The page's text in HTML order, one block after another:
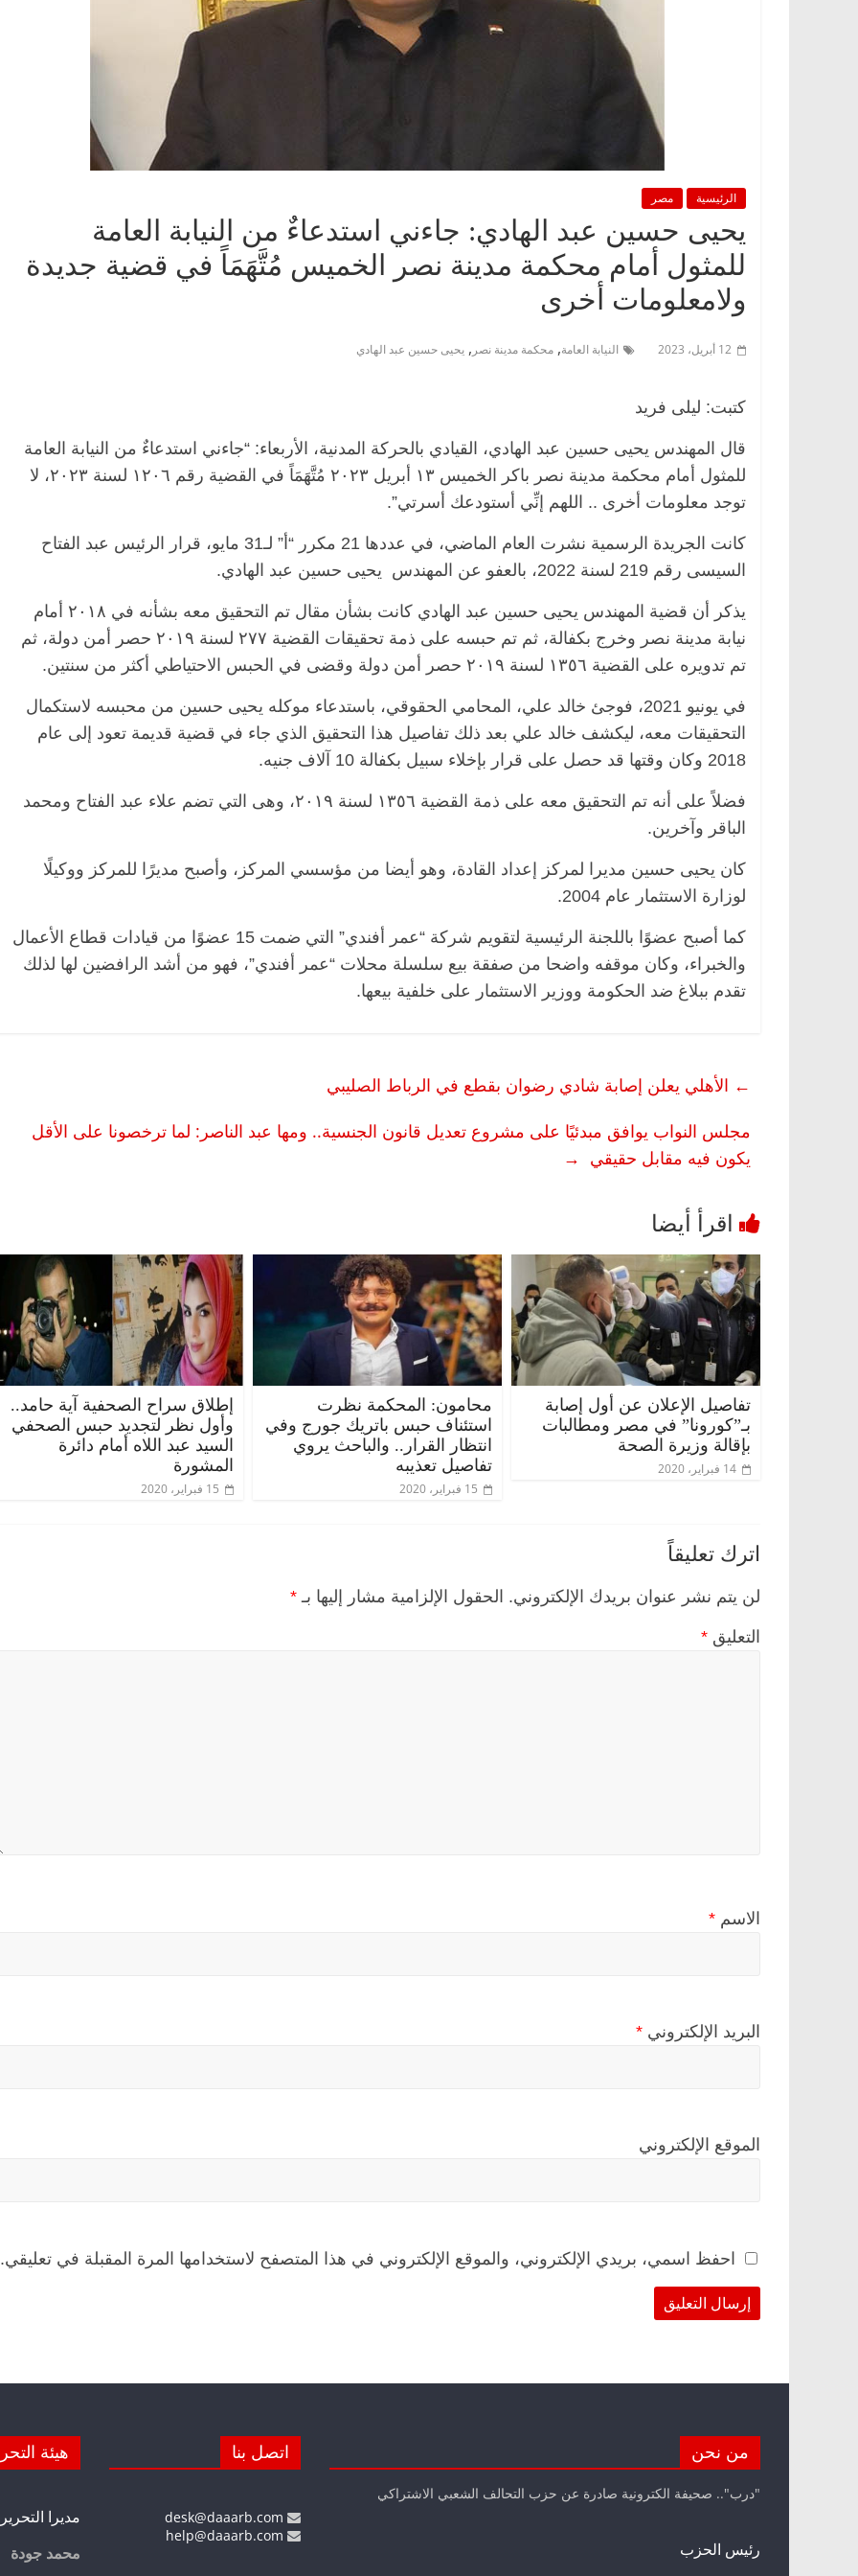
الرئيسية مصر
يحيى حسين عبد الهادي: جاءني استدعاءٌ من النيابة العامة
للمثول أمام محكمة مدينة نصر الخميس مُتَّهَمَاً في قضية جديدة
ولامعلومات أخرى
12 أبريل، 2023 النيابة العامة, محكمة مدينة نصر , يحيى حسين عبد الهادي
كتبت: ليلى فريد
قال المهندس يحيى حسين عبد الهادي، القيادي بالحركة المدنية، الأربعاء: “جاءني استدعاءٌ من النيابة العامة
للمثول أمام محكمة مدينة نصر باكر الخميس ١٣ أبريل ٢٠٢٣ مُتَّهَمَاً في القضية رقم ١٢٠٦ لسنة ٢٠٢٣، لا
توجد معلومات أخرى .. اللهم إنِّي أستودعك أسرتي”.
كانت الجريدة الرسمية نشرت العام الماضي، في عددها 21 مكرر “أ” لـ31 مايو، قرار الرئيس عبد الفتاح
السيسى رقم 219 لسنة 2022، بالعفو عن المهندس يحيى حسين عبد الهادي.
يذكر أن قضية المهندس يحيى حسين عبد الهادي كانت بشأن مقال تم التحقيق معه بشأنه في ٢٠١٨ أمام
نيابة مدينة نصر وخرج بكفالة، ثم تم حبسه على ذمة تحقيقات القضية ٢٧٧ لسنة ٢٠١٩ حصر أمن دولة، ثم
تم تدويره على القضية ١٣٥٦ لسنة ٢٠١٩ حصر أمن دولة وقضى في الحبس الاحتياطي أكثر من سنتين.
في يونيو 2021، فوجئ خالد علي، المحامي الحقوقي، باستدعاء موكله يحيى حسين من محبسه لاستكمال
التحقيقات معه، ليكشف خالد علي بعد ذلك تفاصيل هذا التحقيق الذي جاء في قضية قديمة تعود إلى عام
2018 وكان وقتها قد حصل على قرار بإخلاء سبيل بكفالة 10 آلاف جنيه.
فضلاً على أنه تم التحقيق معه على ذمة القضية ١٣٥٦ لسنة ٢٠١٩، وهى التي تضم علاء عبد الفتاح ومحمد
الباقر وآخرين.
كان يحيى حسين مديرا لمركز إعداد القادة، وهو أيضا من مؤسسي المركز، وأصبح مديرًا للمركز ووكيلًا
لوزارة الاستثمار عام 2004.
كما أصبح عضوًا باللجنة الرئيسية لتقويم شركة “عمر أفندي” التي ضمت 15 عضوًا من قيادات قطاع الأعمال
والخبراء، وكان موقفه واضحا من صفقة بيع سلسلة محلات “عمر أفندي”، فهو من أشد الرافضين لها لذلك
تقدم ببلاغ ضد الحكومة ووزير الاستثمار على خلفية بيعها.
← الأهلي يعلن إصابة شادي رضوان بقطع في الرباط الصليبي
مجلس النواب يوافق مبدئيًا على مشروع تعديل قانون الجنسية.. ومها عبد الناصر: لما ترخصونا على الأقل
يكون فيه مقابل حقيقي →
تفاصيل الإعلان عن أول إصابة
بـ”كورونا” في مصر ومطالبات
بإقالة وزيرة الصحة
14 فبراير، 2020
محامون: المحكمة نظرت
استئناف حبس باتريك جورج وفي
انتظار القرار.. والباحث يروي
تفاصيل تعذيبه
15 فبراير، 2020
إطلاق سراح الصحفية آية حامد..
وأول نظر لتجديد حبس الصحفي
السيد عبد اللاه أمام دائرة
المشورة
15 فبراير، 2020
اترك تعليقاً
لن يتم نشر عنوان بريدك الإلكتروني. الحقول الإلزامية مشار إليها بـ *
التعليق *
الاسم *
البريد الإلكتروني *
الموقع الإلكتروني
احفظ اسمي، بريدي الإلكتروني، والموقع الإلكتروني في هذا المتصفح لاستخدامها المرة المقبلة في تعليقي.
الخصخصة الذي دافع عن المال العام
(بروفايل)
في ذكرى رحيله.. د. نور فرحات فقيه
قانوني دافع عن قضايا الوطن وانحاز
للحرية (بروفايل)
26 يناير، 2026
فاروق.. خبير اقتصادي
ميلاده وحيداً على أبواب
من نحن
"درب".. صحيفة الكترونية صادرة عن حزب التحالف الشعبي الاشتراكي
رئيس الحزب
اتصل بنا هيئة
مديرا التحرير
محمد جودة